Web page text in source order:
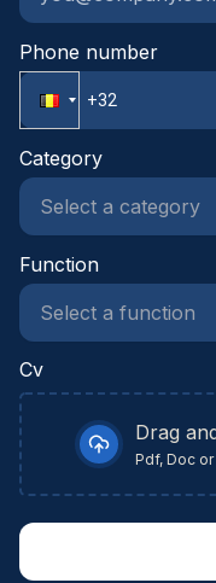
Phone number
Category
Function
Cv
Drag
Pdf, Doc or